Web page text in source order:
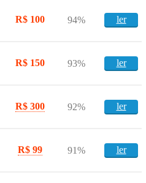
R$ 100 94% ler
R$ 150 93% ler
R$ 300 92% ler
R$ 99 91% ler